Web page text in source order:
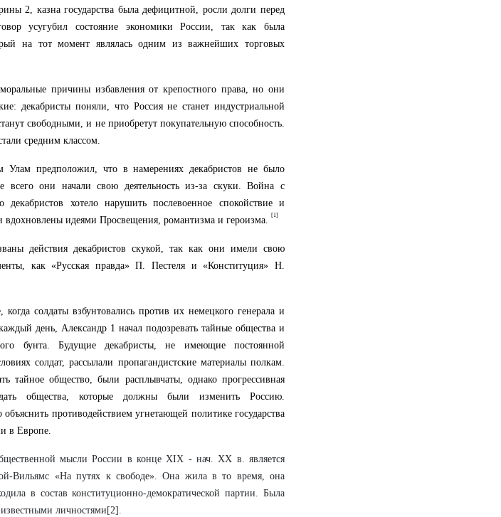
2, казна государства была дефицитной, росли долги перед
усугубил состояние экономики России, так как была
на тот момент являлась одним из важнейших торговых
причины избавления от крепостного права, но они
декабристы поняли, что Россия не станет индустриальной
свободными, и не приобретут покупательную способность.
средним классом.
предположил, что в намерениях декабристов не было
всего они начали свою деятельность из-за скуки. Война с
хотело нарушить послевоенное спокойствие и
идеями Просвещения, романтизма и героизма.
[1]
действия декабристов скукой, так как они имели свою
как «Русская правда» П. Пестеля и «Конституция» Н.
солдаты взбунтовались против их немецкого генерала и
день, Александр 1 начал подозревать тайные общества и
бунта. Будущие декабристы, не имеющие постоянной
солдат, рассылали пропагандистские материалы полкам.
тайное общество, были расплывчаты, однако прогрессивная
общества, которые должны были изменить Россию.
противодействием угнетающей политике государства
в Европе.
мысли России в конце XIX - нач. XX в. является
Вильямс «На путях к свободе». Она жила в то время, она
в состав конституционно-демократической партии. Была
личностями[2].